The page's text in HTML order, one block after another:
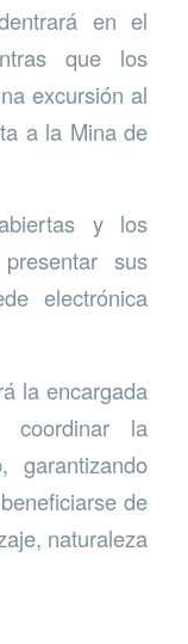
en el
que los
excursión al
a la Mina de
y los
sus
electrónica
la encargada
la
garantizando
de
naturaleza